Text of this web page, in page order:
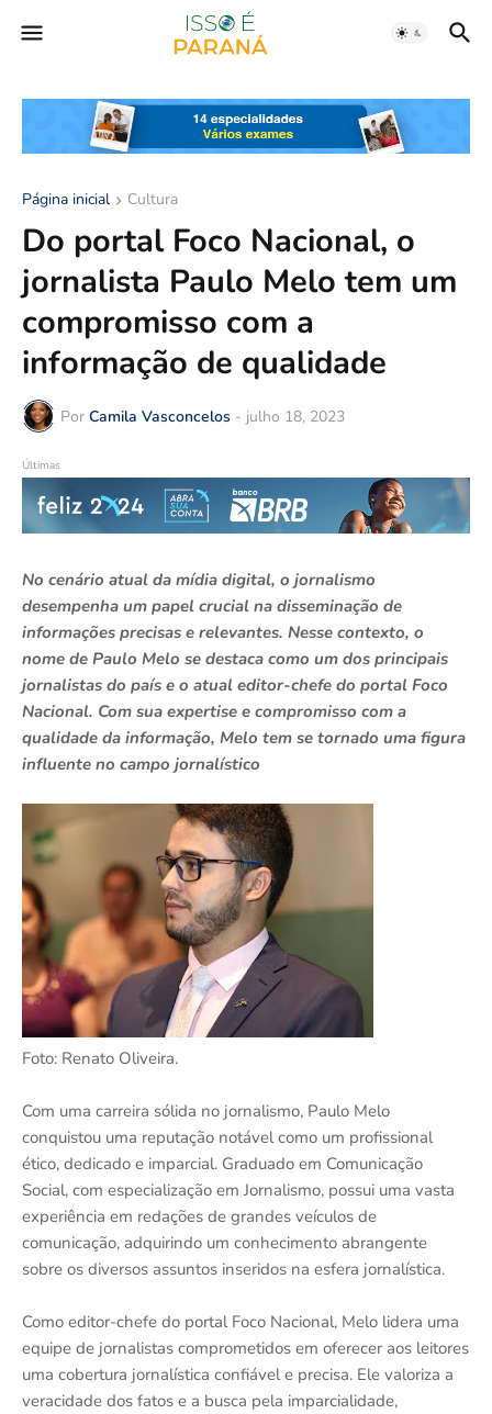
Página inicial Cultura
Do portal Foco Nacional, o
jornalista Paulo Melo tem um
compromisso com a
informação de qualidade
Por Camila Vasconcelos - julho 18, 2023
Últimas
No cenário atual da mídia digital, o jornalismo
desempenha um papel crucial na disseminação de
informações precisas e relevantes. Nesse contexto, o
nome de Paulo Melo se destaca como um dos principais
jornalistas do país e o atual editor-chefe do portal Foco
Nacional. Com sua expertise e compromisso com a
qualidade da informação, Melo tem se tornado uma figura
influente no campo jornalístico
Foto: Renato Oliveira.
Com uma carreira sólida no jornalismo, Paulo Melo
conquistou uma reputação notável como um profissional
ético, dedicado e imparcial. Graduado em Comunicação
Social, com especialização em Jornalismo, possui uma vasta
experiência em redações de grandes veículos de
comunicação, adquirindo um conhecimento abrangente
sobre os diversos assuntos inseridos na esfera jornalística.
Como editor-chefe do portal Foco Nacional, Melo lidera uma
equipe de jornalistas comprometidos em oferecer aos leitores
uma cobertura jornalística confiável e precisa. Ele valoriza a
veracidade dos fatos e a busca pela imparcialidade,